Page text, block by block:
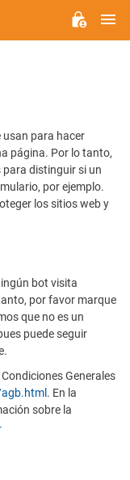
usan para hacer
página. Por lo tanto,
distinguir si un
por ejemplo.
los sitios web y
bot visita
por favor marque
que no es un
puede seguir
Generales
. En la
sobre la